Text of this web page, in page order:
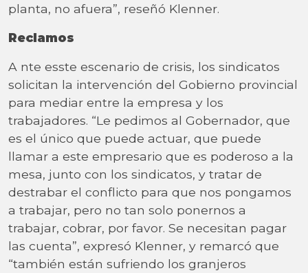
planta, no afuera”, reseñó Klenner.
Reclamos
A nte esste escenario de crisis, los sindicatos
solicitan la intervención del Gobierno provincial
para mediar entre la empresa y los
trabajadores. “Le pedimos al Gobernador, que
es el único que puede actuar, que puede
llamar a este empresario que es poderoso a la
mesa, junto con los sindicatos, y tratar de
destrabar el conflicto para que nos pongamos
a trabajar, pero no tan solo ponernos a
trabajar, cobrar, por favor. Se necesitan pagar
las cuenta”, expresó Klenner, y remarcó que
“también están sufriendo los granjeros